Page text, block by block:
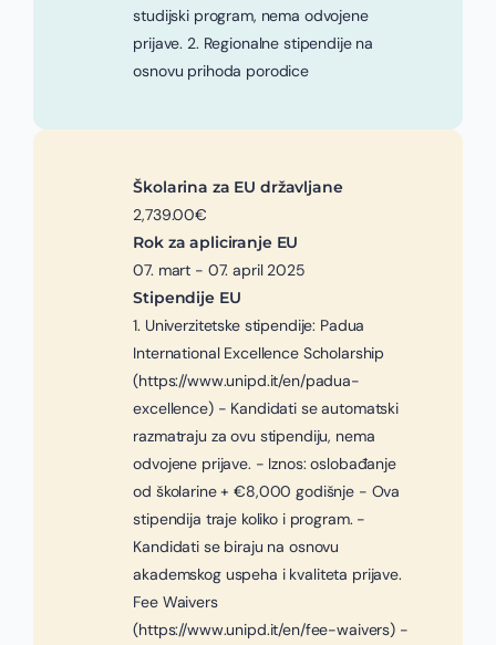
studijski program, nema odvojene
prijave. 2. Regionalne stipendije na
osnovu prihoda porodice
Školarina za EU državljane
2,739.00€
Rok za apliciranje EU
07. mart - 07. april 2025
Stipendije EU
1. Univerzitetske stipendije: Padua
International Excellence Scholarship
(https://www.unipd.it/en/padua-
excellence) - Kandidati se automatski
razmatraju za ovu stipendiju, nema
odvojene prijave. - Iznos: oslobađanje
od školarine + €8,000 godišnje - Ova
stipendija traje koliko i program. -
Kandidati se biraju na osnovu
akademskog uspeha i kvaliteta prijave.
Fee Waivers
(https://www.unipd.it/en/fee-waivers) -